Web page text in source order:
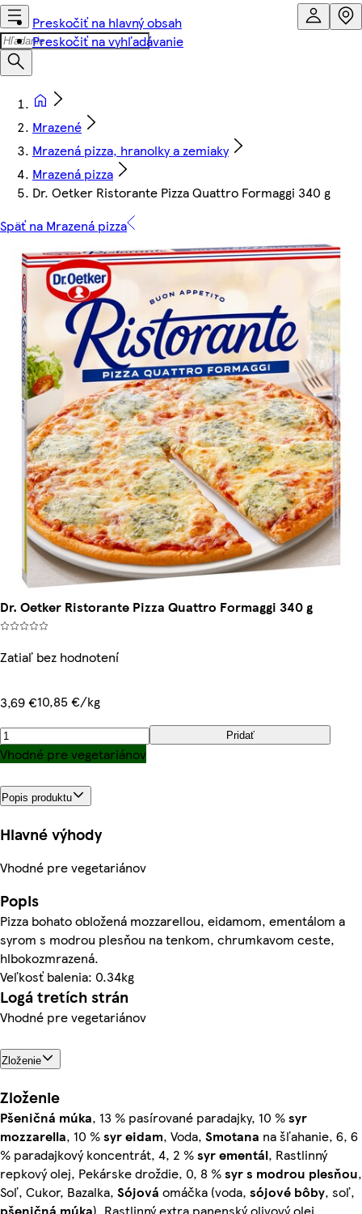
Preskočiť na hlavný obsah
Preskočiť na vyhľadávanie
Mrazené
Mrazená pizza, hranolky a zemiaky
Mrazená pizza
Dr. Oetker Ristorante Pizza Quattro Formaggi 340 g
Späť na Mrazená pizza
Dr. Oetker Ristorante Pizza Quattro Formaggi 340 g
Zatiaľ bez hodnotení
3,69 €10,85 €/kg
Pridať
Vhodné pre vegetariánov
Popis produktu
Hlavné výhody
Vhodné pre vegetariánov
Popis
Pizza bohato obložená mozzarellou, eidamom, ementálom a
syrom s modrou plesňou na tenkom, chrumkavom ceste,
hlbokozmrazená.
Veľkosť balenia: 0.34kg
Logá tretích strán
Vhodné pre vegetariánov
Zloženie
Zloženie
Pšeničná múka, 13 % pasírované paradajky, 10 %syr
mozzarella, 10 %syreidam, Voda, Smotana na šľahanie, 6, 6
% paradajkový koncentrát, 4, 2 %syrementál, Rastlinný
repkový olej, Pekárske droždie, 0, 8 %syrs modrou plesňou,
Soľ, Cukor, Bazalka, Sójová omáčka (voda, sójové bôby, soľ,
pšeničná múka), Rastlinný extra panenský olivový olej,